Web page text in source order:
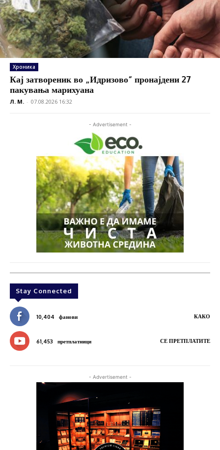
Хроника
Кај затвореник во „Идризово“ пронајдени 27
пакувања марихуана
Л. М. - 07.08.2026 16:32
- Advertisement -
Stay Connected
10,404 фанови КАКО
61,453 претплатници СЕ ПРЕТПЛАТИТЕ
- Advertisement -